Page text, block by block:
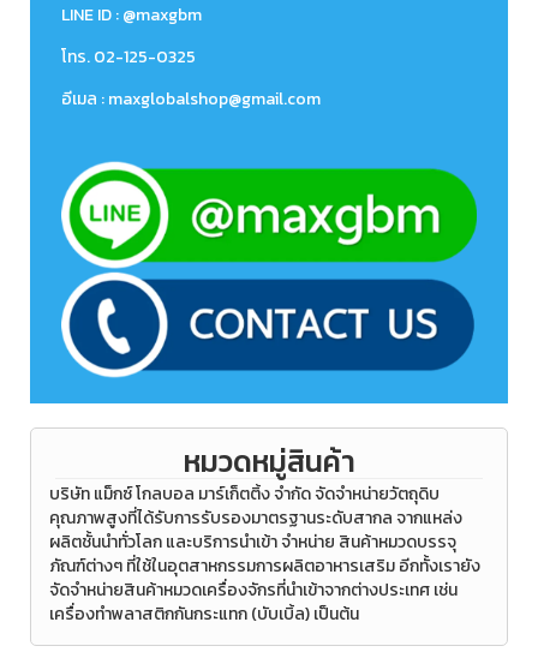
LINE ID : @maxgbm
โทร.02-125-0325
อีเมล : maxglobalshop@gmail.com
หมวดหมู่สินค้า
บริษัท แม็กซ์ โกลบอล มาร์เก็ตติ้ง จำกัด จัดจำหน่ายวัตถุดิบ
คุณภาพสูงที่ได้รับการรับรองมาตรฐานระดับสากล จากแหล่ง
ผลิตชั้นนำทั่วโลก และบริการนำเข้า จำหน่าย สินค้าหมวดบรรจุ
ภัณฑ์ต่างๆ ที่ใช้ในอุตสาหกรรมการผลิตอาหารเสริม อีกทั้งเรายัง
จัดจำหน่ายสินค้าหมวดเครื่องจักรที่นำเข้าจากต่างประเทศ เช่น
เครื่องทำพลาสติกกันกระแทก (บับเบิ้ล) เป็นต้น